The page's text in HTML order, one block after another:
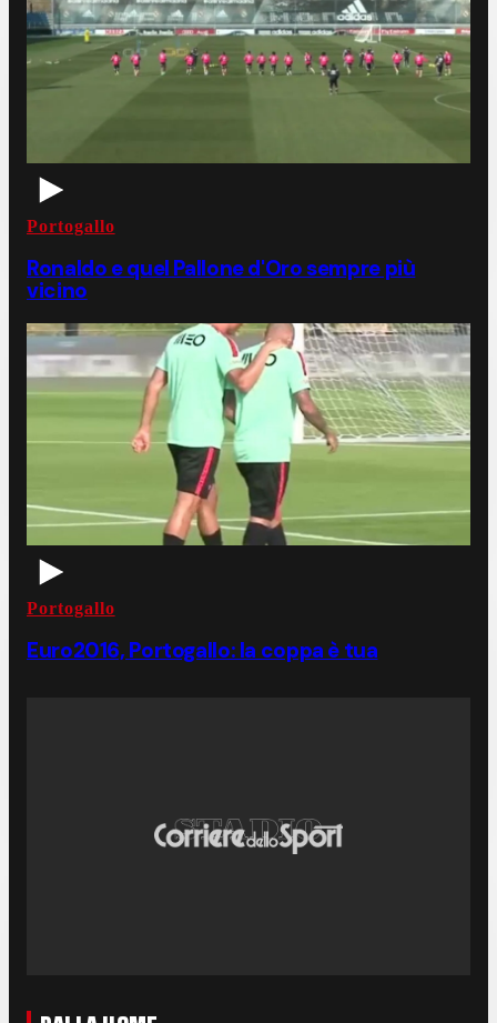
Portogallo
Ronaldo e quel Pallone d'Oro sempre più
vicino
Portogallo
Euro2016, Portogallo: la coppa è tua